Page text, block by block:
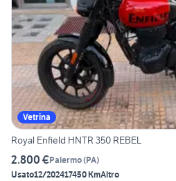
Vetrina
Royal Enfield HNTR 350 REBEL
2.800 €Palermo(PA)
Usato12/202417450 KmAltro